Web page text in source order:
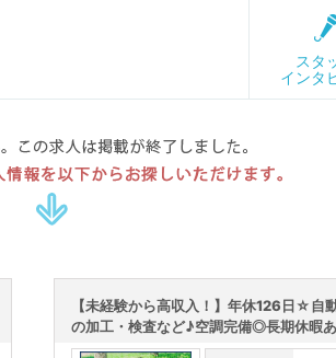
スタ
インタ
【未経験から高収入！】年休126日☆自
の加工・検査など♪空調完備◎長期休暇